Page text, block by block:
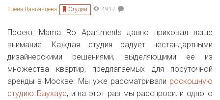
Елена Ваньянцева Студии 4917
Проект Mama Ro Apartments давно приковал наше
внимание. Каждая студия радует нестандартными
дизайнерскими решениями, выделяющими ее из
множества квартир, предлагаемых для посуточной
аренды в Москве. Мы уже рассматривали роскошную
студию Баухаус, и на этот раз мы расспросили одного